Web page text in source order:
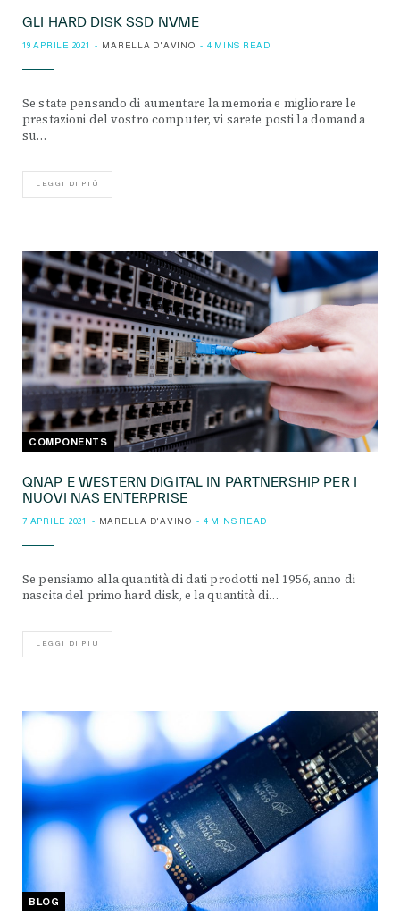
GLI HARD DISK SSD NVME
19 APRILE 2021 MARELLA D'AVINO 4 MINS READ
Se state pensando di aumentare la memoria e migliorare le
prestazioni del vostro computer, vi sarete posti la domanda
su…
LEGGI DI PIÙ
COMPONENTS
QNAP E WESTERN DIGITAL IN PARTNERSHIP PER I
NUOVI NAS ENTERPRISE
7 APRILE 2021 MARELLA D'AVINO 4 MINS READ
Se pensiamo alla quantità di dati prodotti nel 1956, anno di
nascita del primo hard disk, e la quantità di…
LEGGI DI PIÙ
BLOG